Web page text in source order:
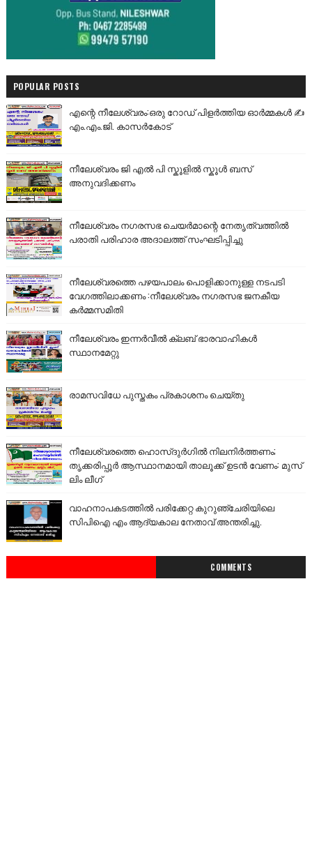
POPULAR POSTS
എന്റെ നീലേശ്വരം:ഒരു റോഡ് പിളർത്തിയ ഓർമ്മകൾ ✍️
എം.എം.ജി. കാസർകോട്
നീലേശ്വരം ജി എൽ പി സ്കൂളിൽ സ്കൂൾ ബസ്
അനുവദിക്കണം
നീലേശ്വരം നഗരസഭ ചെയർമാന്റെ നേതൃത്വത്തിൽ
പരാതി പരിഹാര അദാലത്ത് സംഘടിപ്പിച്ചു
നീലേശ്വരത്തെ പഴയപാലം പൊളിക്കാനുള്ള നടപടി
വേഗത്തിലാക്കണം :നീലേശ്വരം നഗരസഭ ജനകീയ
കർമ്മസമിതി
നീലേശ്വരം ഇന്നർവീൽ ക്ലബ് ഭാരവാഹികൾ
സ്ഥാനമേറ്റു
രാമസവിധേ പുസ്തകം പ്രകാശനം ചെയ്തു
നീലേശ്വരത്തെ ഹൊസ്ദുർഗിൽ നിലനിർത്തണം;
തൃക്കരിപ്പൂർ ആസ്ഥാനമായി താലൂക്ക് ഉടൻ വേണം: മുസ്
ലിം ലീഗ്
വാഹനാപകടത്തിൽ പരിക്കേറ്റ കുറുഞ്ചേരിയിലെ
സിപിഐ എം ആദ്യകാല നേതാവ് അന്തരിച്ചു.
COMMENTS